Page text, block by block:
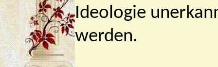
Ideologie
werden.